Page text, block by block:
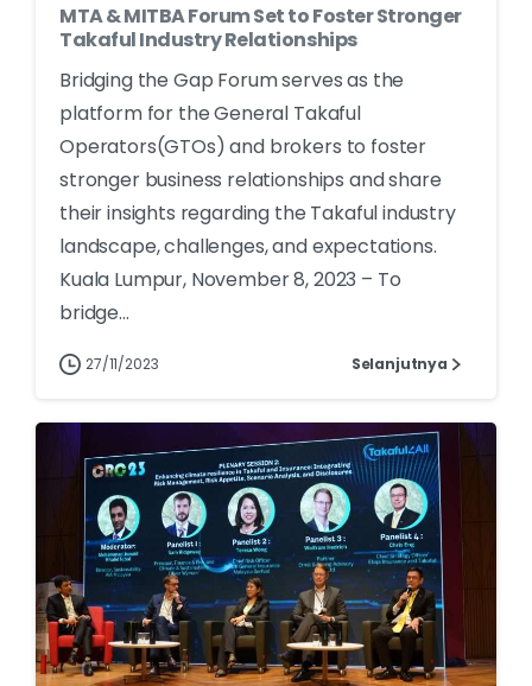
MTA & MITBA Forum Set to Foster Stronger
Takaful Industry Relationships
Bridging the Gap Forum serves as the
platform for the General Takaful
Operators(GTOs) and brokers to foster
stronger business relationships and share
their insights regarding the Takaful industry
landscape, challenges, and expectations.
Kuala Lumpur, November 8, 2023 – To
bridge...
27/11/2023 Selanjutnya